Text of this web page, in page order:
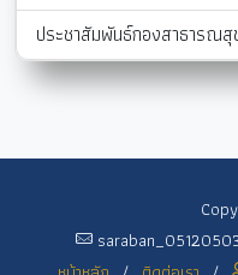
ประชาสัมพันธ์กองสาธารณสุ